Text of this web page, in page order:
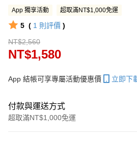
App 獨享活動 超取滿NT$1,000免運
5 ( 1 則評價 )
NT$2,560
NT$1,580
App 結帳可享專屬活動優惠價 立即下
付款與運送方式
超取滿NT$1,000免運